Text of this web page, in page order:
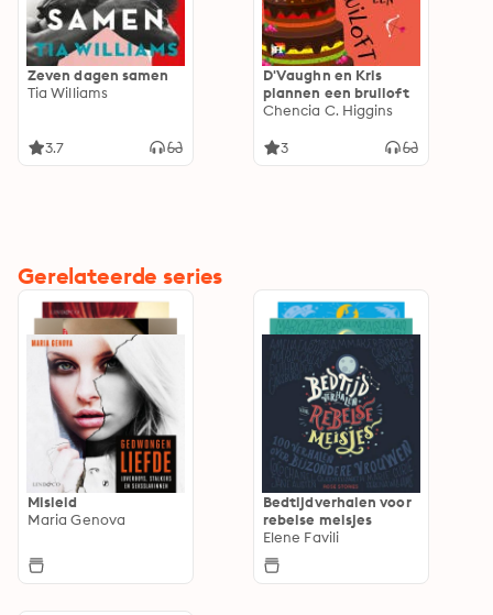
Zeven dagen samen
Tia Williams
3.7
D'Vaughn en Kris
plannen een bruiloft
Chencia C. Higgins
3
Gerelateerde series
Misleid
Maria Genova
Bedtijdverhalen voor
rebelse meisjes
Elene Favili